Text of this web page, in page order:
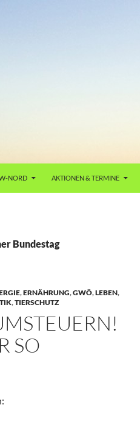
NORD AKTIONEN & TERMINE
Bundestag
,ERNÄHRUNG,GWÖ,LEBEN,
,TIERSCHUTZ
SO